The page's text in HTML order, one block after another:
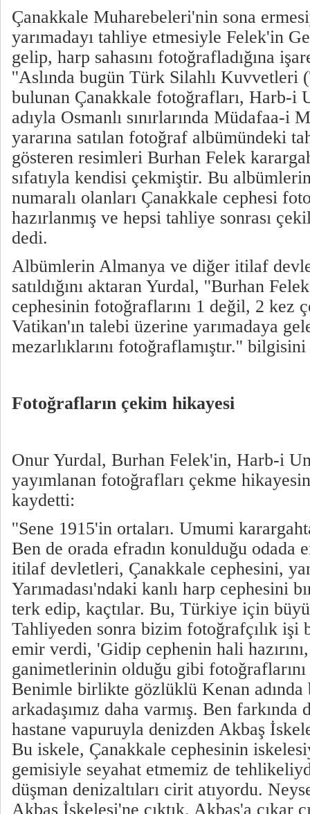
Çanakkale Muharebeleri'nin sona
yarımadayı tahliye etmesiyle Felek'in
gelip, harp sahasını fotoğrafladığına
''Aslında bugün Türk Silahlı Kuvvetleri
bulunan Çanakkale fotoğrafları, Harb-i
adıyla Osmanlı sınırlarında Müdafaa-i
yararına satılan fotoğraf albümündeki
gösteren resimleri Burhan Felek
sıfatıyla kendisi çekmiştir. Bu
numaralı olanları Çanakkale cephesi
hazırlanmış ve hepsi tahliye sonrası
dedi.
Albümlerin Almanya ve diğer itilaf
satıldığını aktaran Yurdal, ''Burhan
cephesinin fotoğraflarını 1 değil, 2 kez
Vatikan'ın talebi üzerine yarımadaya
mezarlıklarını fotoğraflamıştır.''
Fotoğrafların çekim hikayesi
Onur Yurdal, Burhan Felek'in, Harb-i
yayımlanan fotoğrafları çekme
kaydetti:
''Sene 1915'in ortaları. Umumi
Ben de orada efradın konulduğu odada
itilaf devletleri, Çanakkale cephesini,
Yarımadası'ndaki kanlı harp cephesini
terk edip, kaçtılar. Bu, Türkiye için
Tahliyeden sonra bizim fotoğrafçılık işi
emir verdi, 'Gidip cephenin hali
ganimetlerinin olduğu gibi
Benimle birlikte gözlüklü Kenan adında
arkadaşımız daha varmış. Ben
hastane vapuruyla denizden Akbaş
Bu iskele, Çanakkale cephesinin
gemisiyle seyahat etmemiz de
düşman denizaltıları cirit atıyordu.
Akbaş İskelesi'ne çıktık. Akbaş'a çıkar